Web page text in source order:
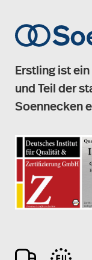
Erstling ist
und Teil der
Soennecken